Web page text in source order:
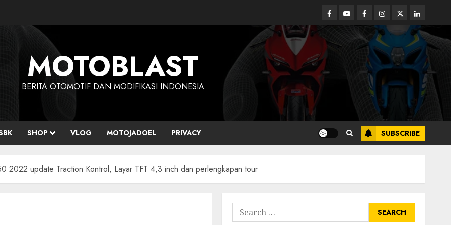
Facebook
YoutubeFacebookInstagram
Twitterlinkedin
MOTOBLAST
BERITA OTOMOTIF DAN MODIFIKASI INDONESIA
SHOP VLOG MOTOJADOEL PRIVACY SUBSCRIBE
2022 update Traction Kontrol, Layar TFT 4,3 inch dan perlengkapan tour
Search
for: